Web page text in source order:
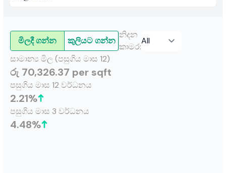
මිලදී ගන්න කුලියට ගන්න
නිදන
කාමර:
සාමාන්‍ය මිල (පසුගිය මාස 12)
රු 70,326.37 per sqft
පසුගිය මාස 12 වර්ධනය
2.21%
පසුගිය මාස 3 වර්ධනය
4.48%